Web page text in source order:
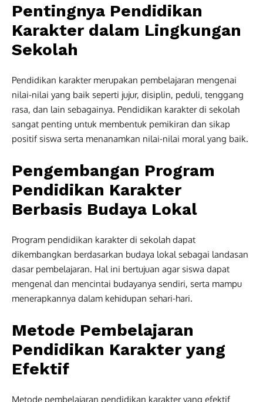
Pentingnya Pendidikan
Karakter dalam Lingkungan
Sekolah
Pendidikan karakter merupakan pembelajaran mengenai
nilai-nilai yang baik seperti jujur, disiplin, peduli, tenggang
rasa, dan lain sebagainya. Pendidikan karakter di sekolah
sangat penting untuk membentuk pemikiran dan sikap
positif siswa serta menanamkan nilai-nilai moral yang baik.
Pengembangan Program
Pendidikan Karakter
Berbasis Budaya Lokal
Program pendidikan karakter di sekolah dapat
dikembangkan berdasarkan budaya lokal sebagai landasan
dasar pembelajaran. Hal ini bertujuan agar siswa dapat
mengenal dan mencintai budayanya sendiri, serta mampu
menerapkannya dalam kehidupan sehari-hari.
Metode Pembelajaran
Pendidikan Karakter yang
Efektif
Metode pembelajaran pendidikan karakter yang efektif